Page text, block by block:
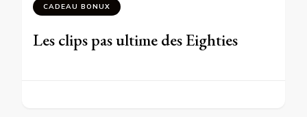
CADEAU BONUX
Les clips pas ultime des Eighties